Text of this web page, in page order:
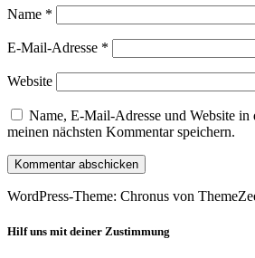
Name *
E-Mail-Adresse *
Website
Name, E-Mail-Adresse und Website in
meinen nächsten Kommentar speichern.
WordPress-Theme: Chronus von
Hilf uns mit deiner Zustimmung